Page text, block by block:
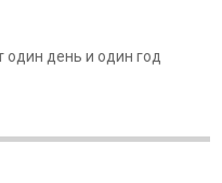
один день и один год